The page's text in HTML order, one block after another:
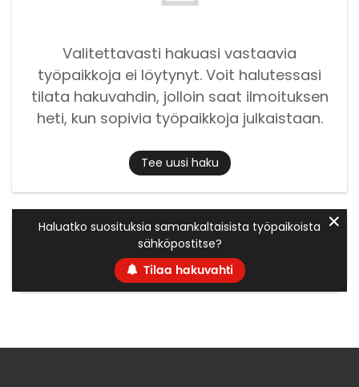
Valitettavasti hakuasi vastaavia
työpaikkoja ei löytynyt. Voit halutessasi
tilata hakuvahdin, jolloin saat ilmoituksen
heti, kun sopivia työpaikkoja julkaistaan.
Tee uusi haku
Haluatko suosituksia samankaltaisista työpaikoista
sähköpostitse?
Tilaa hakuvahti
✕